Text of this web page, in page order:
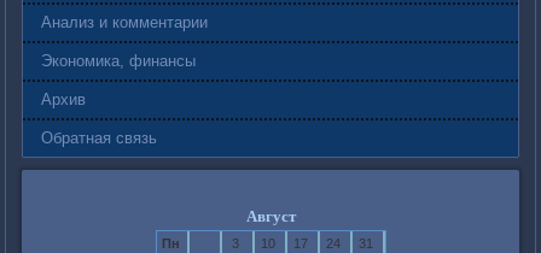
Анализ и комментарии
Экономика, финансы
Архив
Обратная связь
Август
Пн 3 10 17 24
31